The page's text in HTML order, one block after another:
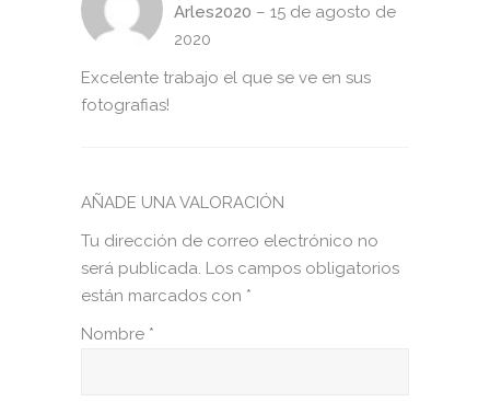
5
Arles2020 – 15 de agosto de
2020
Excelente trabajo el que se ve en sus
fotografias!
AÑADE UNA VALORACIÓN
Tu dirección de correo electrónico no
será publicada. Los campos obligatorios
están marcados con *
Nombre *